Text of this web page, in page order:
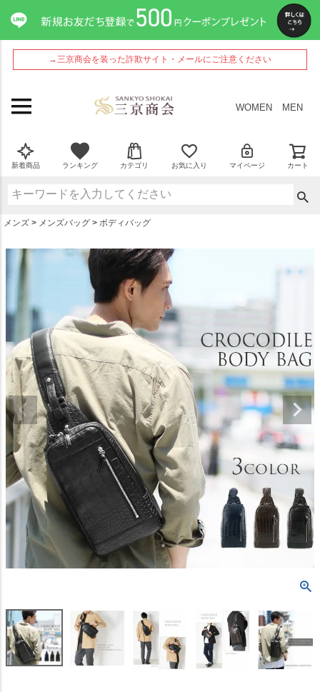
→三京商会を装った詐欺サイト・メールにご注意ください
WOMEN MEN
新着商品 ランキング カテゴリ お気に入り マイページ カート
メンズ メンズバッグ ボディバッグ
ペー
ジト
ップ
へ